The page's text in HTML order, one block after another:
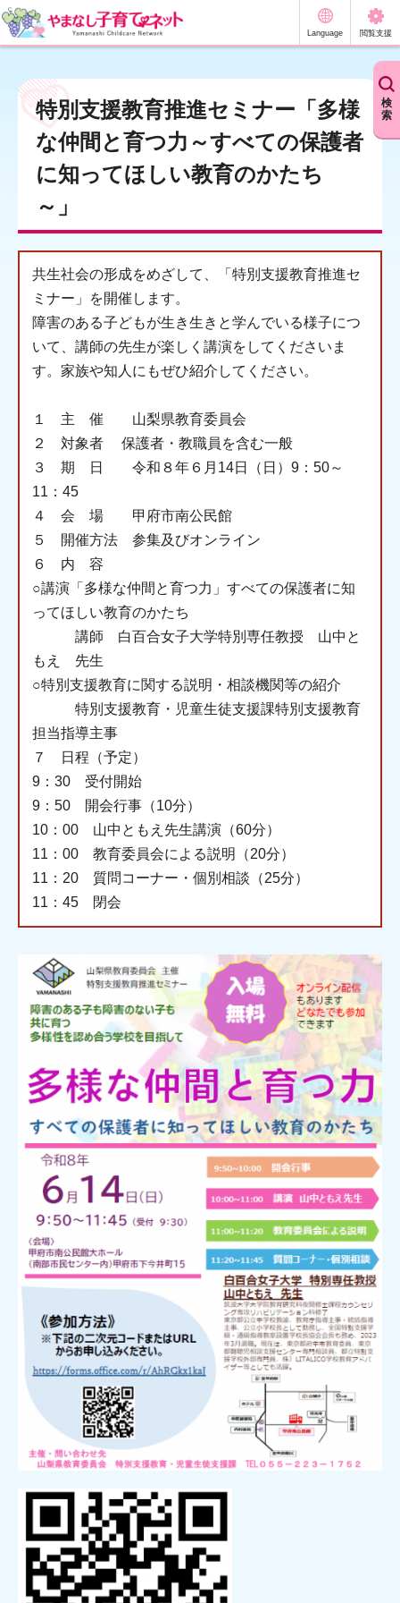
やまなし子育てネット
Language 閲覧支援
検
索
特別支援教育推進セミナー「多様
な仲間と育つ力～すべての保護者
に知ってほしい教育のかたち
～」
共生社会の形成をめざして、「特別支援教育推進セ
ミナー」を開催します。
障害のある子どもが生き生きと学んでいる様子につ
いて、講師の先生が楽しく講演をしてくださいま
す。家族や知人にもぜひ紹介してください。
１ 主 催 山梨県教育委員会
２ 対象者 保護者・教職員を含む一般
３ 期 日 令和８年６月14日（日）9：50～
11：45
４ 会 場 甲府市南公民館
５ 開催方法 参集及びオンライン
６ 内 容
○講演「多様な仲間と育つ力」すべての保護者に知
ってほしい教育のかたち
講師 白百合女子大学特別専任教授 山中と
もえ 先生
○特別支援教育に関する説明・相談機関等の紹介
特別支援教育・児童生徒支援課特別支援教育
担当指導主事
７ 日程（予定）
9：30 受付開始
9：50 開会行事（10分）
10：00 山中ともえ先生講演（60分）
11：00 教育委員会による説明（20分）
11：20 質問コーナー・個別相談（25分）
11：45 閉会